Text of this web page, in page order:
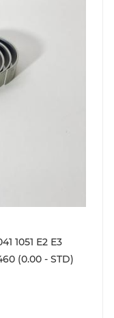
1051 Е2 Е3
(0.00 - STD)